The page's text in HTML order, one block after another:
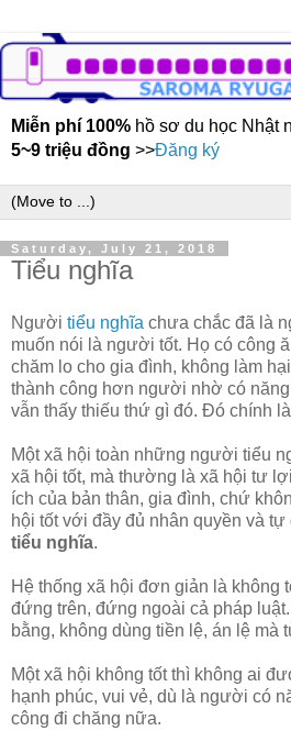
Miễn phí 100% hồ sơ du học Nhật
5~9 triệu đồng >>Đăng ký
Saturday, July 21, 2018
Tiểu nghĩa
Người tiểu nghĩa chưa chắc đã là
muốn nói là người tốt. Họ có công
chăm lo cho gia đình, không làm
thành công hơn người nhờ có
vẫn thấy thiếu thứ gì đó. Đó chính là
Một xã hội toàn những người tiểu
xã hội tốt, mà thường là xã hội tư
ích của bản thân, gia đình, chứ
hội tốt với đầy đủ nhân quyền và
tiểu nghĩa.
Hệ thống xã hội đơn giản là không
đứng trên, đứng ngoài cả pháp
bằng, không dùng tiền lệ, án lệ mà
Một xã hội không tốt thì không ai
hạnh phúc, vui vẻ, dù là người có
công đi chăng nữa.